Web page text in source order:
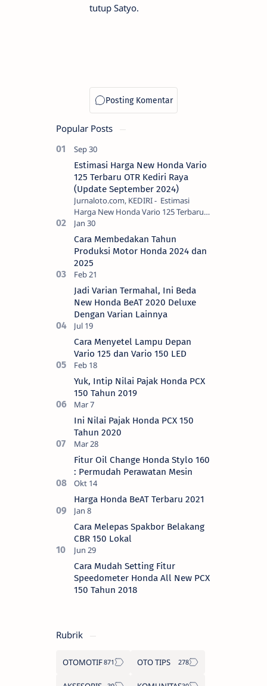
tutup Satyo.
Popular Posts
Estimasi Harga New Honda Vario
125 Terbaru OTR Kediri Raya
(Update September 2024)
Jurnaloto.com, KEDIRI - Estimasi
Harga New Honda Vario 125 Terbaru
OTR Kediri Raya (Update September
2024) Brosis sekalian, PT Astra Honda
Motor (AH…
Cara Membedakan Tahun
Produksi Motor Honda 2024 dan
2025
Jadi Varian Termahal, Ini Beda
New Honda BeAT 2020 Deluxe
Dengan Varian Lainnya
Cara Menyetel Lampu Depan
Vario 125 dan Vario 150 LED
Yuk, Intip Nilai Pajak Honda PCX
150 Tahun 2019
Ini Nilai Pajak Honda PCX 150
Tahun 2020
Fitur Oil Change Honda Stylo 160
: Permudah Perawatan Mesin
Harga Honda BeAT Terbaru 2021
Cara Melepas Spakbor Belakang
CBR 150 Lokal
Cara Mudah Setting Fitur
Speedometer Honda All New PCX
150 Tahun 2018
Rubrik
OTOMOTIF OTO TIPS